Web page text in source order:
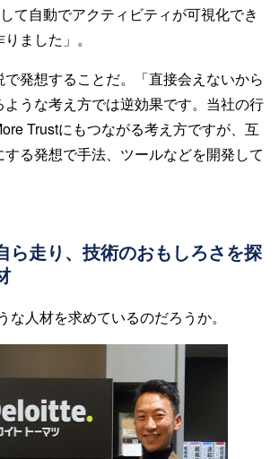
て自動でアクティビティが可視化でき
ました」。
で発想することだ。「直接会えないから
ような考え方では逆効果です。当社の行
Trustにもつながる考え方ですが、互
る発想で手法、ツールなどを開発して
ら走り、技術のおもしろさを探
な人材を求めているのだろうか。